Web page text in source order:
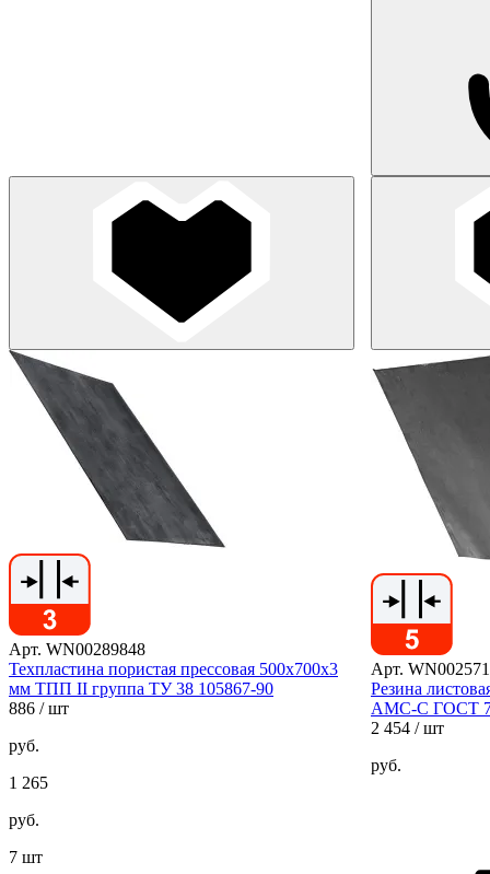
Арт. WN00289848
Техпластина пористая прессовая 500х700х3
мм ТПП II группа ТУ 38 105867-90
886 / шт
руб.
1 265
руб.
7 шт
Арт.
Резина
АМС-С ГОСТ
2 454 / шт
руб.